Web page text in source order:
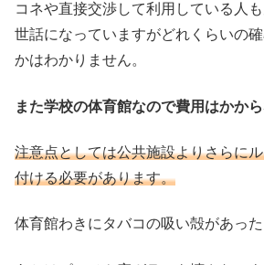
コネや直接交渉して利用している人
世話になっていますがどれくらいの
かはわかりません。
また学校の体育館なので費用はかか
注意点としては公共施設よりさらに
付ける必要があります。
体育館わきにタバコの吸い殻があった